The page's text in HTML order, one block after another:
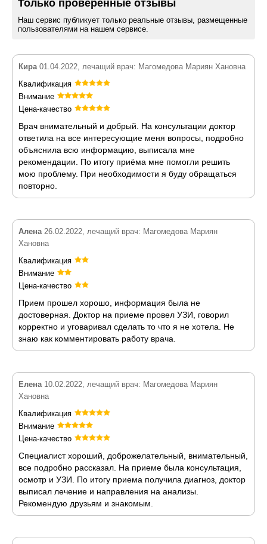
Только проверенные отзывы
Наш сервис публикует только реальные отзывы, размещенные
пользователями на нашем сервисе.
Кира01.04.2022, лечащий врач: Магомедова Мариян Хановна
Квалификация
Внимание
Цена-качество
Врач внимательный и добрый. На консультации доктор
ответила на все интересующие меня вопросы, подробно
объяснила всю информацию, выписала мне
рекомендации. По итогу приёма мне помогли решить
мою проблему. При необходимости я буду обращаться
повторно.
Алена26.02.2022, лечащий врач: Магомедова Мариян
Хановна
Квалификация
Внимание
Цена-качество
Прием прошел хорошо, информация была не
достоверная. Доктор на приеме провел УЗИ, говорил
корректно и уговаривал сделать то что я не хотела. Не
знаю как комментировать работу врача.
Елена10.02.2022, лечащий врач: Магомедова Мариян
Хановна
Квалификация
Внимание
Цена-качество
Специалист хороший, доброжелательный, внимательный,
все подробно рассказал. На приеме была консультация,
осмотр и УЗИ. По итогу приема получила диагноз, доктор
выписал лечение и направления на анализы.
Рекомендую друзьям и знакомым.